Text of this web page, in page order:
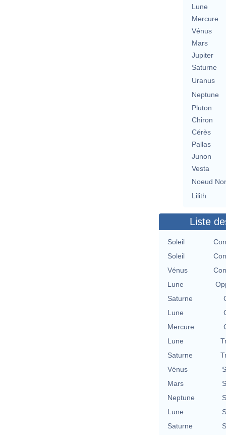
Lune
Mercure
Vénus
Mars
Jupiter
Saturne
Uranus
Neptune
Pluton
Chiron
Cérès
Pallas
Junon
Vesta
Noeud
Lilith
Liste
Soleil
Soleil
Vénus
Lune
Saturne
Lune
Mercure
Lune
Saturne
Vénus
Mars
Neptune
Lune
Saturne